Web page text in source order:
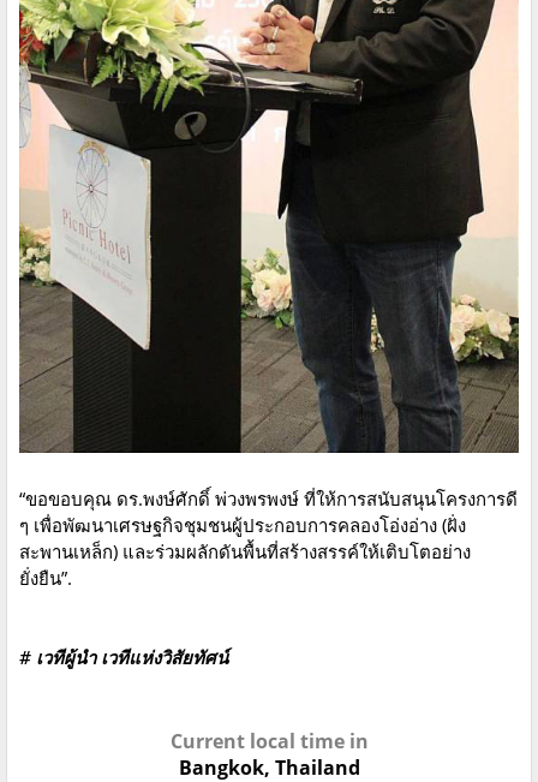
“ขอขอบคุณ ดร.พงษ์ศักดิ์ พ่วงพรพงษ์ ที่ให้การสนับสนุนโครงการดี
ๆ เพื่อพัฒนาเศรษฐกิจชุมชนผู้ประกอบการคลองโอ่งอ่าง (ฝั่ง
สะพานเหล็ก) และร่วมผลักดันพื้นที่สร้างสรรค์ให้เติบโตอย่าง
ยั่งยืน”.
# เวทีผู้นำ เวทีแห่งวิสัยทัศน์
Current local time in
Bangkok, Thailand